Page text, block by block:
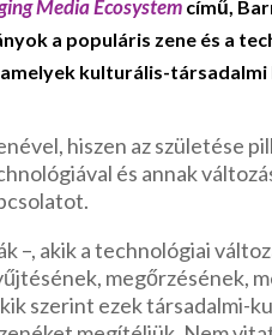
Media Ecosystem című,
a populáris zene és a
kulturális-
hiszen az születése
és annak
–, akik a technológiai
megőrzésének,
szerint ezek társadalmi-